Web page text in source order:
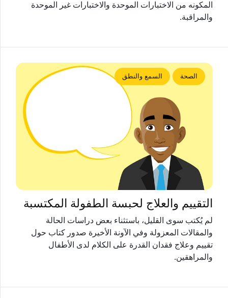
المكونه من الاختبارات الموحدة والاختبارات غير الموحدة
والمراقبة.
الصحة السمع والنطق
التقييم والعلاج لحبسة الطفولة المكتسبة
لم يُكتب سوى القليل، باستثناء بعض دراسات الحالة
والمقالات المعزولة وفي الآونة الأخيرة صدور كتاب حول
تقييم وعلاج فقدان القدرة على الكلام لدى الأطفال
والمراهقين.